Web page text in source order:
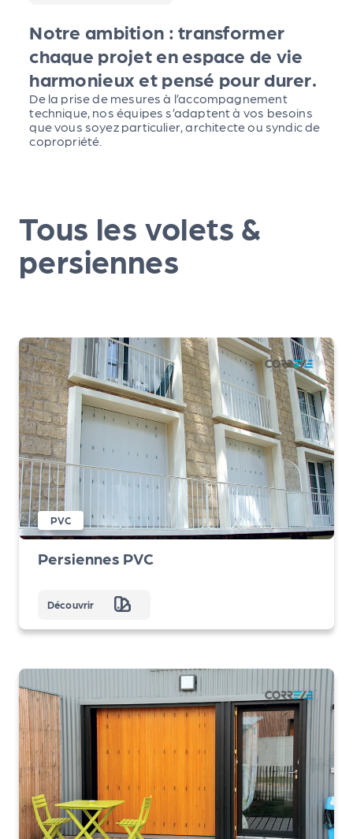
Notre ambition : transformer
chaque projet en espace de vie
harmonieux et pensé pour durer.
De la prise de mesures à l’accompagnement
technique, nos équipes s’adaptent à vos besoins
que vous soyez particulier, architecte ou syndic de
copropriété.
Tous les volets &
persiennes
PVC
Persiennes PVC
Découvrir